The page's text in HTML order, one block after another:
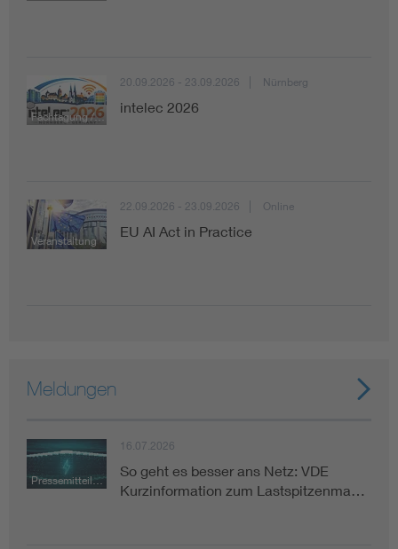
Fachtagung / Konferenz
20.09.2026 - 23.09.2026 Nürnberg
intelec 2026
Veranstaltung
22.09.2026 - 23.09.2026 Online
EU AI Act in Practice
Meldungen
Pressemitteilung
16.07.2026
So geht es besser ans Netz: VDE
Kurzinformation zum Lastspitzenma…